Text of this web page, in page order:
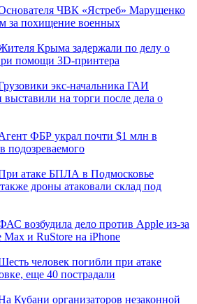
ЧВК «Ястреб» Марущенко
за похищение военных
Крыма задержали по делу о
помощи 3D‑принтера
экс-начальника ГАИ
выставили на торги после дела о
ФБР украл почти $1 млн в
подозреваемого
атаке БПЛА в Подмосковье
дроны атаковали склад под
возбудила дело против Apple из-за
Max и RuStore на iPhone
человек погибли при атаке
еще 40 пострадали
Кубани организаторов незаконной